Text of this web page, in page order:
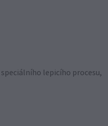
lepicího procesu,